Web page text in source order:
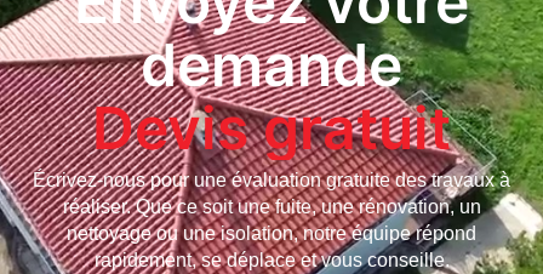
demande
Devis gratuit
Écrivez-nous pour une évaluation gratuite des travaux à
réaliser. Que ce soit une fuite, une rénovation, un
nettoyage ou une isolation, notre équipe répond
rapidement, se déplace et vous conseille.